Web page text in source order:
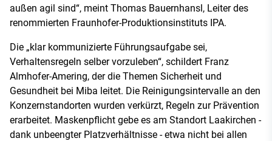
außen agil sind“, meint Thomas Bauernhansl, Leiter des
renommierten Fraunhofer-Produktionsinstituts IPA.
Die „klar kommunizierte Führungsaufgabe sei,
Verhaltensregeln selber vorzuleben“, schildert Franz
Almhofer-Amering, der die Themen Sicherheit und
Gesundheit bei Miba leitet. Die Reinigungsintervalle an den
Konzernstandorten wurden verkürzt, Regeln zur Prävention
erarbeitet. Maskenpflicht gebe es am Standort Laakirchen -
dank unbeengter Platzverhältnisse - etwa nicht bei allen